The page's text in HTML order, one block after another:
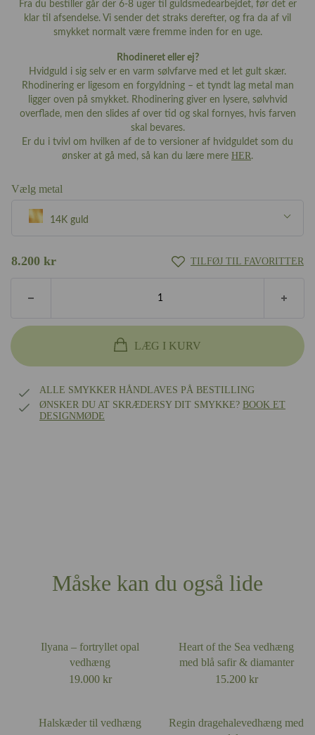
Fra du bestiller går der 6-8 uger til guldsmedearbejdet, før det er
klar til afsendelse. Vi sender det straks derefter, og fra da af vil
smykket normalt være fremme inden for en uge.
Rhodineret eller ej?
Hvidguld i sig selv er en varm sølvfarve med et let gult skær.
Rhodinering er ligesom en forgyldning – et tyndt lag metal man
ligger oven på smykket. Rhodinering giver en lysere, sølvhvid
overflade, men den slides af over tid og skal fornyes, hvis farven
skal bevares.
Er du i tvivl om hvilken af de to versioner af hvidguldet som du
ønsker at gå med, så kan du lære mere HER.
Vælg metal
14k hvidguld
14K guld
8.200 kr TILFØJ TIL FAVORITTER
LÆG I KURV
ALLE SMYKKER HÅNDLAVES PÅ BESTILLING
ØNSKER DU AT SKRÆDERSY DIT SMYKKE? BOOK ET
DESIGNMØDE
Måske kan du også lide
Ilyana – fortryllet opal
vedhæng
19.000 kr
Heart of the Sea vedhæng
med blå safir & diamanter
15.200 kr
Halskæder til vedhæng
Regin dragehalevedhæng med